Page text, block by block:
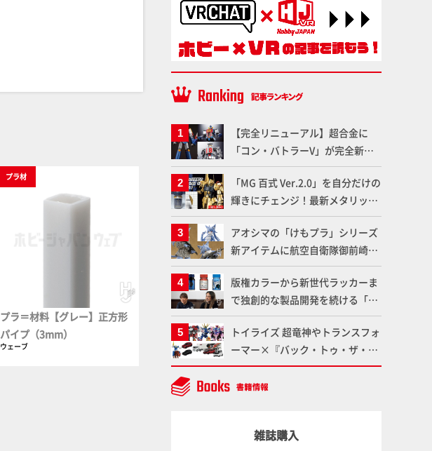
プラ材
プラ＝材料【グレー】正方形
パイプ（3mm）
ウェーブ
プラ材
プラ＝材料【グレー】正方形
パイプ（4mm）
ウェーブ
プラ材
プラ＝材料【グレー】正方形
パイプ（6mm）
ウェーブ
【完全リニューアル】超合金に
「コン・バトラーV」が完全新規
造形で登場！気になる仕様を試作
品の撮り下ろしでご紹介!!さらに
「大鉄人17」＆「ワンエイト」セ
ット情報もお届け！【超合金の
魂】
「MG 百式 Ver.2.0」を自分だけの
輝きにチェンジ！最新メタリック
塗料を使ってより金属感を増した
仕上がりに!!【試し読み】
アオシマの「けもプラ」シリーズ
新アイテムに航空自衛隊御前崎分
屯基地の公式キャラクターとして
誕生した「おまねこ」が着任！け
もプラ公式サイト限定版と通常版
の2ラインで発売！
版権カラーから新世代ラッカーま
で独創的な製品開発を続ける「ガ
イアノーツ」に塗料開発の裏側と
ラッカー塗料の未来についてイン
タビュー！
トイライズ 超竜神やトランスフォ
ーマー×『バック・トゥ・ザ・フ
ューチャー』コラボアイテムな
ど、タカラトミーの注目アイテム
雑誌購入